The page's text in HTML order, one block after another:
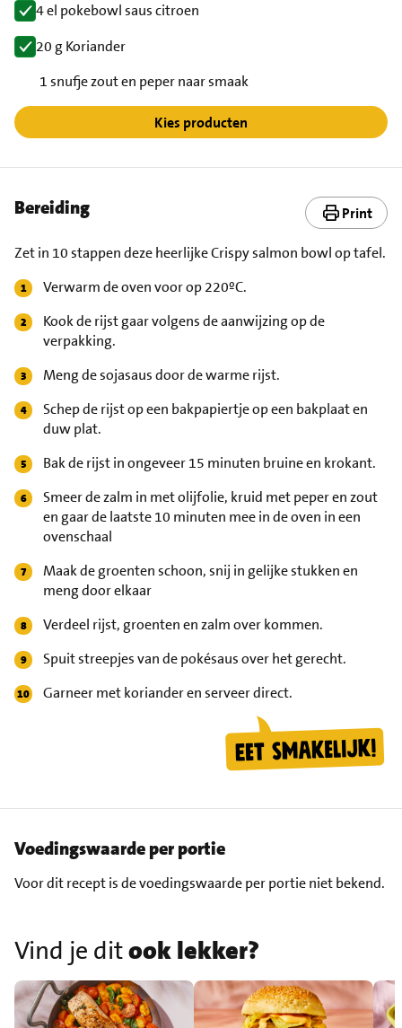
4 el pokebowl saus citroen
20 g Koriander
1 snufje zout en peper naar smaak
Kies producten
Bereiding Print
Zet in 10 stappen deze heerlijke Crispy salmon bowl op tafel.
Verwarm de oven voor op 220ºC.
Kook de rijst gaar volgens de aanwijzing op de
verpakking.
Meng de sojasaus door de warme rijst.
Schep de rijst op een bakpapiertje op een bakplaat en
duw plat.
Bak de rijst in ongeveer 15 minuten bruine en krokant.
Smeer de zalm in met olijfolie, kruid met peper en zout
en gaar de laatste 10 minuten mee in de oven in een
ovenschaal
Maak de groenten schoon, snij in gelijke stukken en
meng door elkaar
Verdeel rijst, groenten en zalm over kommen.
Spuit streepjes van de pokésaus over het gerecht.
Garneer met koriander en serveer direct.
Voedingswaarde per portie
Voor dit recept is de voedingswaarde per portie niet bekend.
Vind je ditook lekker?